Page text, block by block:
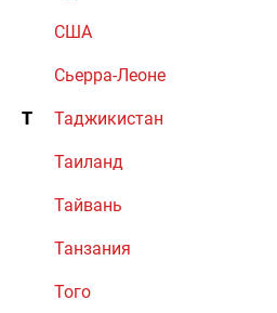
США
Сьерра-Леоне
Т Таджикистан
Таиланд
Тайвань
Танзания
Того